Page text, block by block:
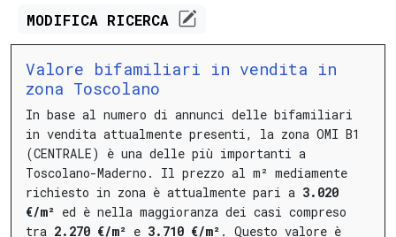
MODIFICA RICERCA
Valore bifamiliari in vendita in
zona Toscolano
In base al numero di annunci delle bifamiliari
in vendita attualmente presenti, la zona OMI B1
(CENTRALE) è una delle più importanti a
Toscolano-Maderno.
Il prezzo al m² mediamente
richiesto in zona è attualmente pari a 3.020
€/m² ed è nella maggioranza dei casi compreso
tra 2.270 €/m² e 3.710 €/m² . Questo valore è